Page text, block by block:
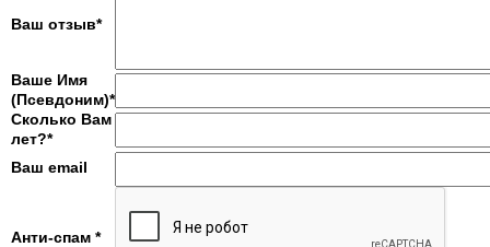
Ваш отзыв*
Ваше Имя
(Псевдоним)*
Сколько Вам
лет?*
Ваш email
Анти-спам *